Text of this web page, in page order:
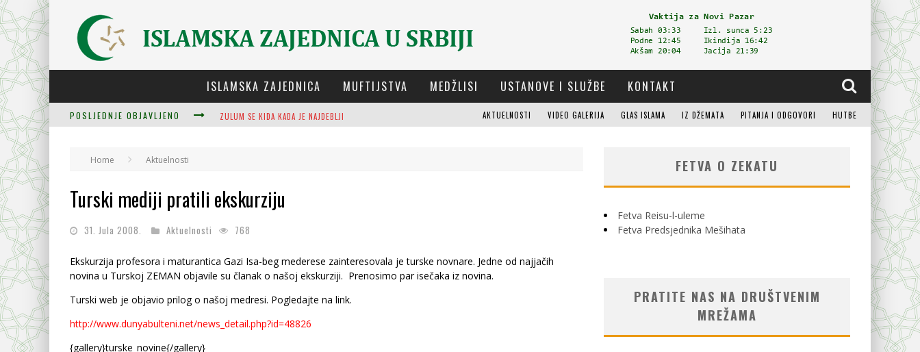
ISLAMSKA ZAJEDNICA MUFTIJSTVA MEDŽLISI USTANOVE I SLUŽBE KONTAKT
POSLJEDNJE OBJAVLJENO ZULUM SE KIDA KADA JE NAJDEBLJI AKTUELNOSTI VIDEO GALERIJA GLAS ISLAMA IZ DŽEMATA PITANJA I ODGOVORI HUTBE
Home Aktuelnosti
Turski mediji pratili ekskurziju
31. Jula 2008. Aktuelnosti 768
Ekskurzija profesora i maturantica Gazi Isa-beg mederese zainteresovala je turske novnare. Jedne od najjačih
novina u Turskoj ZEMAN objavile su članak o našoj ekskurziji. Prenosimo par isečaka iz novina.
Turski web je objavio prilog o našoj medresi. Pogledajte na link.
http://www.dunyabulteni.net/news_detail.php?id=48826
{gallery}turske_novine{/gallery}
FETVA O ZEKATU
Fetva Reisu-l-uleme
Fetva Predsjednika Mešihata
PRATITE NAS NA DRUŠTVENIM
MREŽAMA